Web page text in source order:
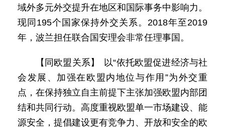
域外多元外交提升在地区和国际事务中影响力。
现同195个国家保持外交关系。2018年至2019
年，波兰担任联合国安理会非常任理事国。
【同欧盟关系】 以“依托欧盟促进经济与社
会发展、加强在欧盟内地位与作用”为外交重
点，在保持独立自主前提下主张加强欧盟内部团
结和共同行动。高度重视欧盟单一市场建设、能
源安全，提倡建设更有竞争力、开放和安全的欧